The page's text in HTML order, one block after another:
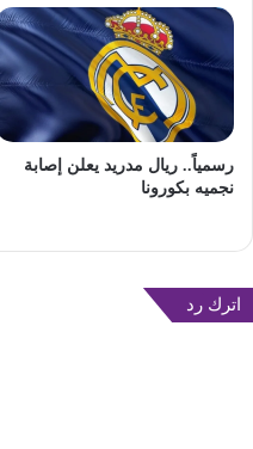
رسمياً.. ريال مدريد يعلن إصابة
نجميه بكورونا
اترك رد